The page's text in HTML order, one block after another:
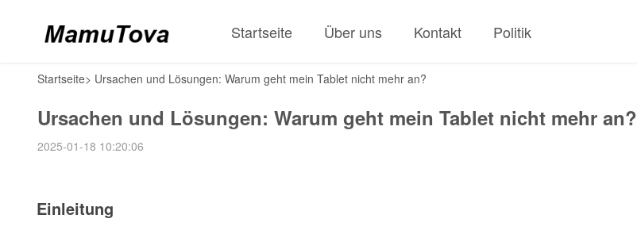
Startseite Über uns Kontakt Politik
Startseite> Ursachen und Lösungen: Warum geht mein Tablet nicht mehr an?
Ursachen und Lösungen: Warum geht mein Tablet nicht mehr an?
2025-01-18 10:20:06
Einleitung